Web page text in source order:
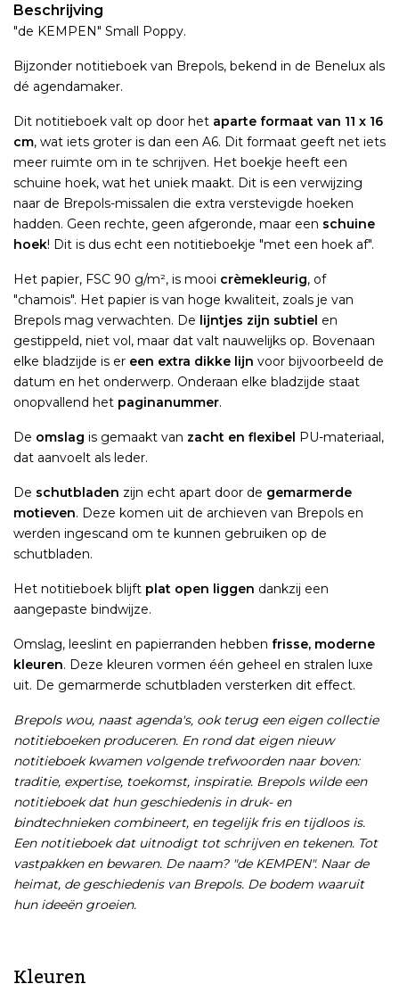
Beschrijving
"de KEMPEN" Small Poppy.
Bijzonder notitieboek van Brepols, bekend in de Benelux als
dé agendamaker.
Dit notitieboek valt op door het aparte formaat van 11 x 16
cm, wat iets groter is dan een A6. Dit formaat geeft net iets
meer ruimte om in te schrijven. Het boekje heeft een
schuine hoek, wat het uniek maakt. Dit is een verwijzing
naar de Brepols-missalen die extra verstevigde hoeken
hadden. Geen rechte, geen afgeronde, maar een schuine
hoek! Dit is dus echt een notitieboekje "met een hoek af".
Het papier, FSC 90 g/m², is mooi crèmekleurig, of
"chamois". Het papier is van hoge kwaliteit, zoals je van
Brepols mag verwachten. De lijntjes zijn subtiel en
gestippeld, niet vol, maar dat valt nauwelijks op. Bovenaan
elke bladzijde is er een extra dikke lijn voor bijvoorbeeld de
datum en het onderwerp. Onderaan elke bladzijde staat
onopvallend het paginanummer.
De omslag is gemaakt van zacht en flexibel PU-materiaal,
dat aanvoelt als leder.
De schutbladen zijn echt apart door de gemarmerde
motieven. Deze komen uit de archieven van Brepols en
werden ingescand om te kunnen gebruiken op de
schutbladen.
Het notitieboek blijft plat open liggen dankzij een
aangepaste bindwijze.
Omslag, leeslint en papierranden hebben frisse, moderne
kleuren. Deze kleuren vormen één geheel en stralen luxe
uit. De gemarmerde schutbladen versterken dit effect.
Brepols wou, naast agenda's, ook terug een eigen collectie
notitieboeken produceren. En rond dat eigen nieuw
notitieboek kwamen volgende trefwoorden naar boven:
traditie, expertise, toekomst, inspiratie. Brepols wilde een
notitieboek dat hun geschiedenis in druk- en
bindtechnieken combineert, en tegelijk fris en tijdloos is.
Een notitieboek dat uitnodigt tot schrijven en tekenen. Tot
vastpakken en bewaren. De naam? "de KEMPEN". Naar de
heimat, de geschiedenis van Brepols. De bodem waaruit
hun ideeën groeien.